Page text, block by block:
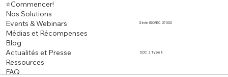
⭐Commencer!
Nos Solutions
Events & Webinars
Médias et Récompenses
Blog
Actualités et Presse
Ressources
FAQ
Série ISO/IEC 27000
SOC 2 Type II